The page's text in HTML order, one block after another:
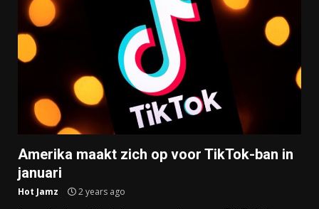
Amerika maakt zich op voor TikTok-ban in
januari
Hot Jamz 2 years ago